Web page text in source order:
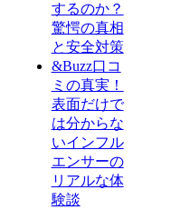
するのか？
驚愕の真相
と安全対策
&Buzz口コ
ミの真実！
表面だけで
は分からな
いインフル
エンサーの
リアルな体
験談